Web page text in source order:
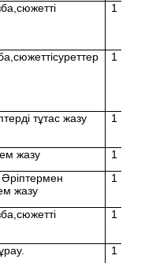
1
1
тұтас жазу
1
жазу
1
жазу
1
1
1